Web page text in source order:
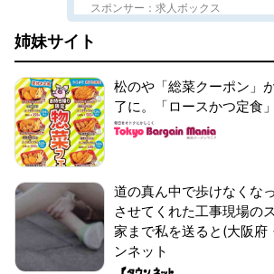
スポンサー：求人ボックス
姉妹サイト
松のや「総菜クーポン」
了に。「ロースかつ定食
道の真ん中で歩けなくな
させてくれた工事現場の
家まで私を送ると(大阪
ンネット